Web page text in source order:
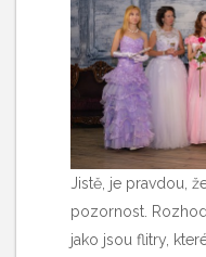
Jistě, je pravdou,
pozornost.
jako jsou flitry,